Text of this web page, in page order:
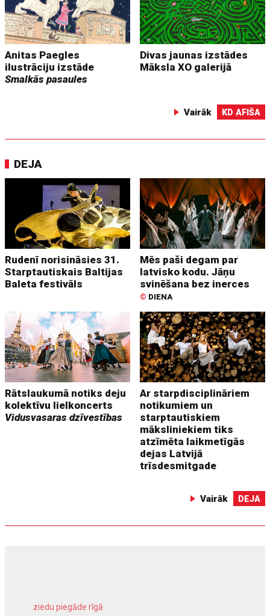
Anitas Paegles
ilustrāciju izstāde
Smalkās pasaules
Divas jaunas izstādes
Māksla XO galerijā
Vairāk KD AFIŠA
DEJA
Rudenī norisināsies 31.
Starptautiskais Baltijas
Baleta festivāls
Mēs paši degam par
latvisko kodu. Jāņu
svinēšana bez inerces
© DIENA
Rātslaukumā notiks deju
kolektīvu lielkoncerts
Vidusvasaras dzīvestības
Ar starpdisciplināriem
notikumiem un
starptautiskiem
māksliniekiem tiks
atzīmēta laikmetīgās
dejas Latvijā
trīsdesmitgade
Vairāk DEJA
ziedu piegāde rīgā